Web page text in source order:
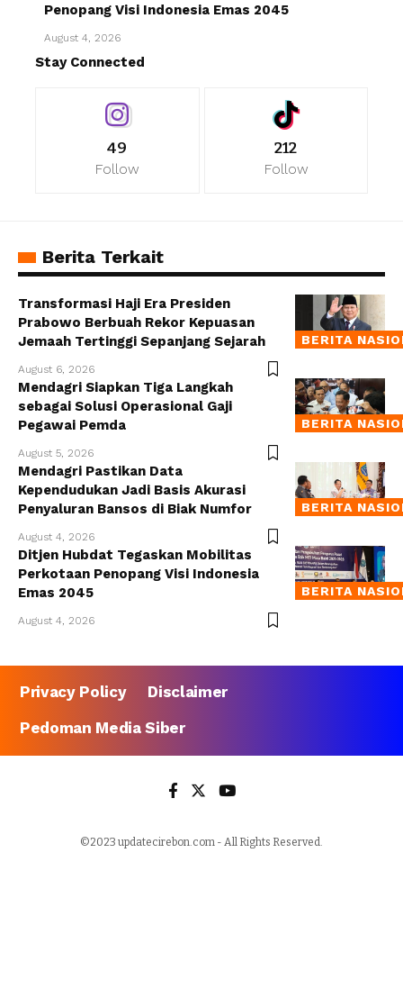
Penopang Visi Indonesia Emas 2045
August 4, 2026
Stay Connected
49
Follow
212
Follow
Berita Terkait
BERITA
Transformasi Haji Era Presiden
Prabowo Berbuah Rekor Kepuasan
Jemaah Tertinggi Sepanjang Sejarah
August 6, 2026
BERITA
Mendagri Siapkan Tiga Langkah
sebagai Solusi Operasional Gaji
Pegawai Pemda
August 5, 2026
BERITA
Mendagri Pastikan Data
Kependudukan Jadi Basis Akurasi
Penyaluran Bansos di Biak Numfor
August 4, 2026
BERITA
Ditjen Hubdat Tegaskan Mobilitas
Perkotaan Penopang Visi Indonesia
Emas 2045
August 4, 2026
Privacy Policy
Disclaimer
Pedoman Media Siber
©2023 updatecirebon.com - All Rights Reserved.